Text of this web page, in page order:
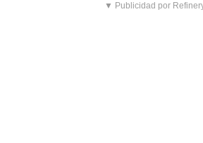
▼ Publicidad por